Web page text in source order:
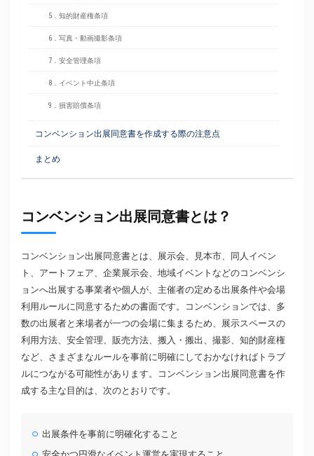
5．知的財産権条項
6．写真・動画撮影条項
7．安全管理条項
8．イベント中止条項
9．損害賠償条項
コンベンション出展同意書を作成する際の注意点
まとめ
コンベンション出展同意書とは？
コンベンション出展同意書とは、展示会、見本市、同人イベン
ト、アートフェア、企業展示会、地域イベントなどのコンベンシ
ョンへ出展する事業者や個人が、主催者の定める出展条件や会場
利用ルールに同意するための書面です。コンベンションでは、多
数の出展者と来場者が一つの会場に集まるため、展示スペースの
利用方法、安全管理、販売方法、搬入・搬出、撮影、知的財産権
など、さまざまなルールを事前に明確にしておかなければトラブ
ルにつながる可能性があります。コンベンション出展同意書を作
成する主な目的は、次のとおりです。
出展条件を事前に明確化すること